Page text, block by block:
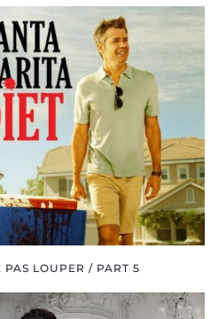
PAS LOUPER / PART 5